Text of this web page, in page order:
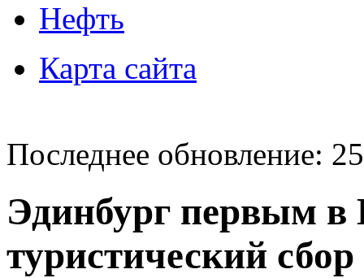
Нефть
Карта сайта
Последнее обновление:
Эдинбург первым в
туристический сбор